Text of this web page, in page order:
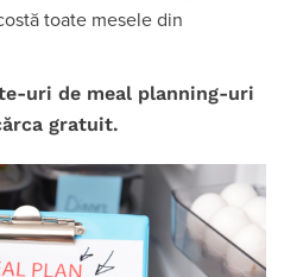
toate mesele din
uri de meal planning-uri
gratuit.